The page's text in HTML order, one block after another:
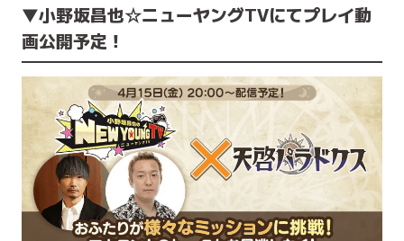
▼小野坂昌也☆ニューヤングTVにてプレイ動
画公開予定！